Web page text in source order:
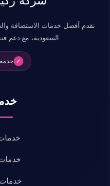
نقدم أفضل خدمات الاستضافة
السعودية، مع دعم
✓